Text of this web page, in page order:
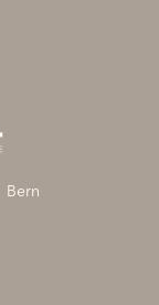
Bern